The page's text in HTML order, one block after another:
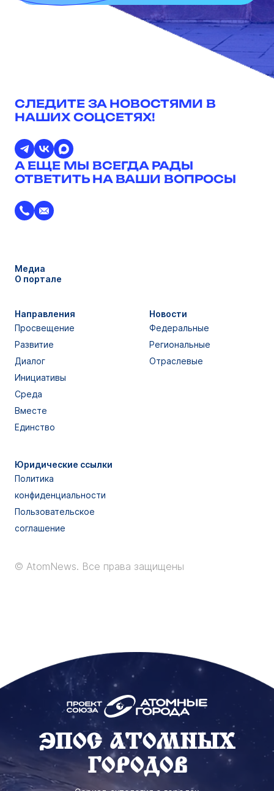
СЛЕДИТЕ ЗА НОВОСТЯМИ В
НАШИХ СОЦСЕТЯХ!
А ЕЩЕ МЫ ВСЕГДА РАДЫ
ОТВЕТИТЬ НА ВАШИ ВОПРОСЫ
Медиа
О портале
Направления
Просвещение
Развитие
Диалог
Инициативы
Среда
Вместе
Единство
Новости
Федеральные
Региональные
Отраслевые
Юридические ссылки
Политика
конфиденциальности
Пользовательское
соглашение
© AtomNews. Все права защищены
ЭПОС АТОМНЫХ
ГОРОДОВ